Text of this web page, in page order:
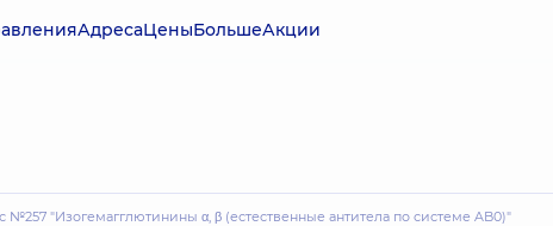
АдресаЦеныБольшеАкции
№257 "Изогемагглютинины α, β (естественные антитела по системе AB0)"